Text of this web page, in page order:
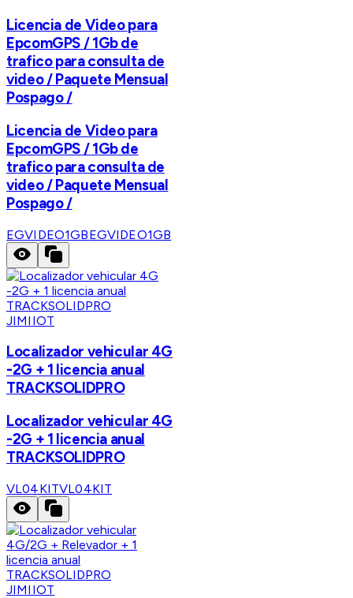
Licencia de Video para
EpcomGPS / 1Gb de
trafico para consulta de
video / Paquete Mensual
Pospago /
Licencia de Video para
EpcomGPS / 1Gb de
trafico para consulta de
video / Paquete Mensual
Pospago /
EGVIDEO1GBEGVIDEO1GB
JIMIIOT
Localizador vehicular 4G
-2G + 1 licencia anual
TRACKSOLIDPRO
Localizador vehicular 4G
-2G + 1 licencia anual
TRACKSOLIDPRO
VL04KITVL04KIT
JIMIIOT